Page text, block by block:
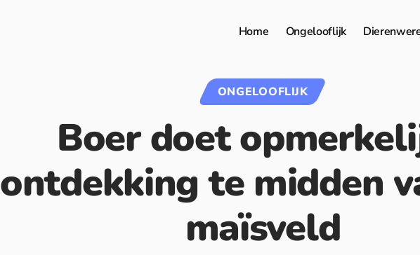
Home Ongelooflijk
ONGELOOFLIJK
Boer doet
ontdekking te midden
maïsveld